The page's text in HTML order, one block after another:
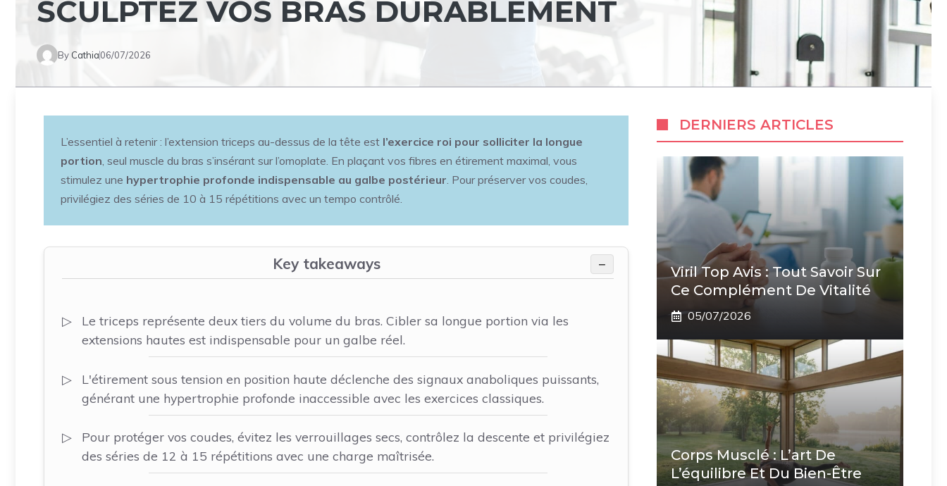
SCULPTEZ VOS BRAS DURABLEMENT
By Cathia06/07/2026
L’essentiel à retenir : l’extension triceps au-dessus de la tête est l’exercice roi pour solliciter la longue
portion, seul muscle du bras s’insérant sur l’omoplate. En plaçant vos fibres en étirement maximal, vous
stimulez une hypertrophie profonde indispensable au galbe postérieur. Pour préserver vos coudes,
privilégiez des séries de 10 à 15 répétitions avec un tempo contrôlé.
Key takeaways −
Le triceps représente deux tiers du volume du bras. Cibler sa longue portion via les
extensions hautes est indispensable pour un galbe réel.
L'étirement sous tension en position haute déclenche des signaux anaboliques puissants,
générant une hypertrophie profonde inaccessible avec les exercices classiques.
Pour protéger vos coudes, évitez les verrouillages secs, contrôlez la descente et privilégiez
des séries de 12 à 15 répétitions avec une charge maîtrisée.
DERNIERS ARTICLES
Viril Top Avis : Tout Savoir Sur
Ce Complément De Vitalité
05/07/2026
Corps Musclé : L’art De
L’équilibre Et Du Bien-Être